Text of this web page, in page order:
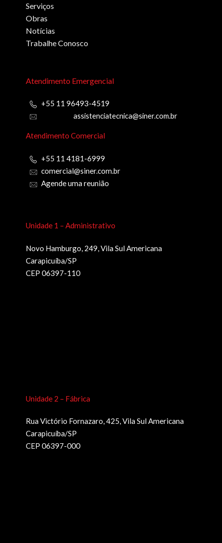
Serviços
Obras
Notícias
Trabalhe Conosco
Atendimento Emergencial
+55 11 96493-4519
assistenciatecnica@siner.com.br
Atendimento Comercial
+55 11 4181-6999
comercial@siner.com.br
Agende uma reunião
Unidade 1 – Administrativo
Novo Hamburgo, 249, Vila Sul Americana
Carapicuíba/SP
CEP 06397-110
Unidade 2 – Fábrica
Rua Victório Fornazaro, 425, Vila Sul Americana
Carapicuíba/SP
CEP 06397-000